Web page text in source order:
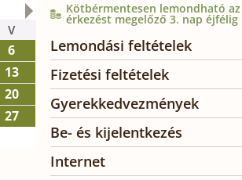
V
6
13
20
27
2026. október
CS
5
6 7
12
13 14 15
19
20 21 22
26
27 28
Kötbérmentesen lemondható az
érkezést megelőző 3. nap éjfélig
Lemondási feltételek
Fizetési feltételek
Gyerekkedvezmények
Be- és kijelentkezés
Internet